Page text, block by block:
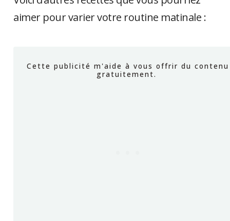
aimer pour varier votre routine matinale :